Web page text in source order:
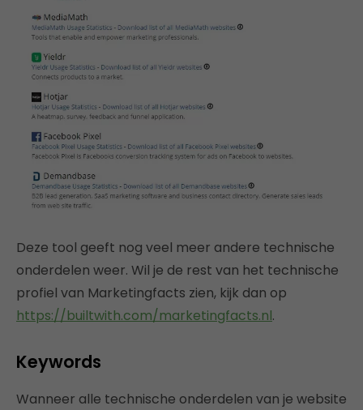
Deze tool geeft nog veel meer andere technische
onderdelen weer. Wil je de rest van het technische
profiel van Marketingfacts zien, kijk dan op
https://builtwith.com/marketingfacts.nl.
Keywords
Wanneer alle technische onderdelen van je website